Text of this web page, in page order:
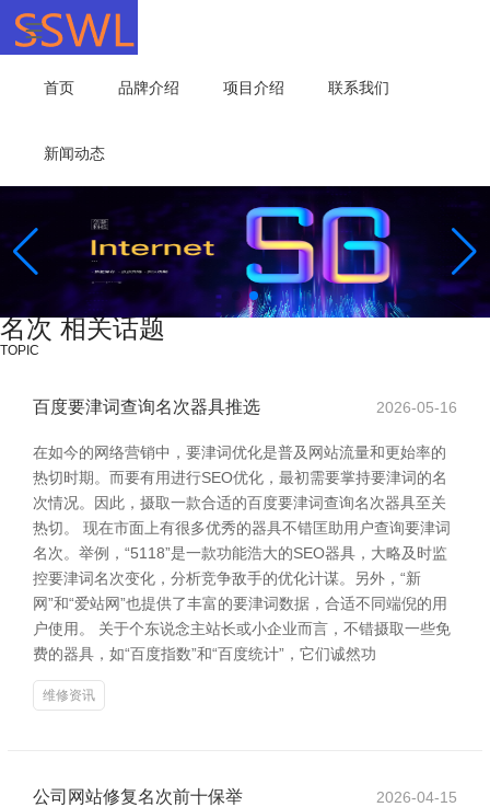
首页 品牌介绍 项目介绍 联系我们
新闻动态
名次 相关话题
TOPIC
百度要津词查询名次器具推选 2026-05-16
在如今的网络营销中，要津词优化是普及网站流量和更始率的
热切时期。而要有用进行SEO优化，最初需要掌持要津词的名
次情况。因此，摄取一款合适的百度要津词查询名次器具至关
热切。 现在市面上有很多优秀的器具不错匡助用户查询要津词
名次。举例，“5118”是一款功能浩大的SEO器具，大略及时监
控要津词名次变化，分析竞争敌手的优化计谋。另外，“新
网”和“爱站网”也提供了丰富的要津词数据，合适不同端倪的用
户使用。 关于个东说念主站长或小企业而言，不错摄取一些免
费的器具，如“百度指数”和“百度统计”，它们诚然功
维修资讯
公司网站修复名次前十保举 2026-04-15